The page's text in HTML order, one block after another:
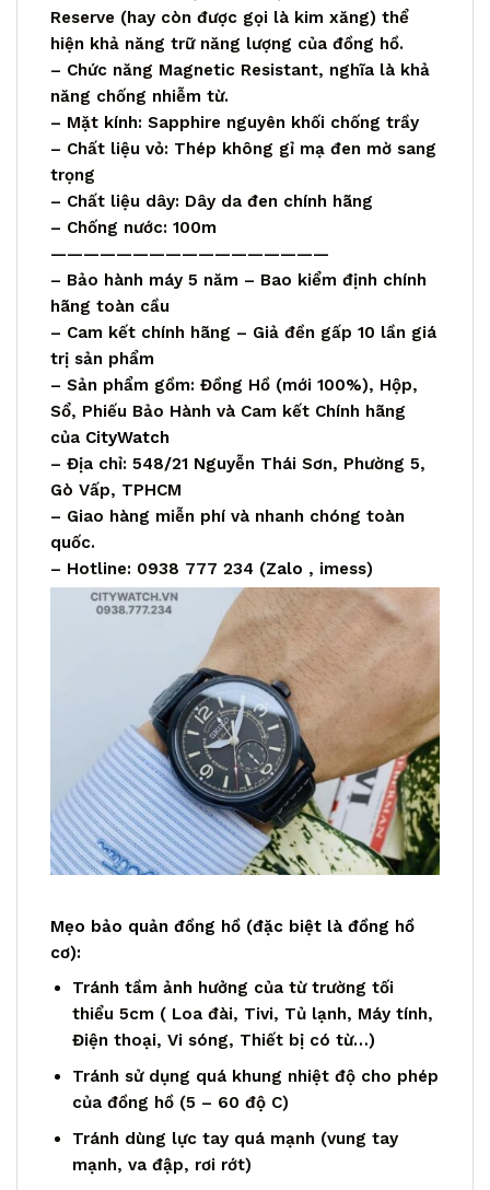
Reserve (hay còn được gọi là kim xăng) thể
hiện khả năng trữ năng lượng của đồng hồ.
– Chức năng Magnetic Resistant, nghĩa là khả
năng chống nhiễm từ.
– Mặt kính: Sapphire nguyên khối chống trầy
– Chất liệu vỏ: Thép không gỉ mạ đen mờ sang
trọng
– Chất liệu dây: Dây da đen chính hãng
– Chống nước: 100m
—————————————————
– Bảo hành máy 5 năm – Bao kiểm định chính
hãng toàn cầu
– Cam kết chính hãng – Giả đền gấp 10 lần giá
trị sản phẩm
– Sản phẩm gồm: Đồng Hồ (mới 100%), Hộp,
Sổ, Phiếu Bảo Hành và Cam kết Chính hãng
của CityWatch
– Địa chỉ: 548/21 Nguyễn Thái Sơn, Phường 5,
Gò Vấp, TPHCM
– Giao hàng miễn phí và nhanh chóng toàn
quốc.
– Hotline: 0938 777 234 (Zalo , imess)
Mẹo bảo quản đồng hồ (đặc biệt là đồng hồ
cơ):
Tránh tầm ảnh hưởng của từ trường tối
thiểu 5cm ( Loa đài, Tivi, Tủ lạnh, Máy tính,
Điện thoại, Vi sóng, Thiết bị có từ…)
Tránh sử dụng quá khung nhiệt độ cho phép
của đồng hồ (5 – 60 độ C)
Tránh dùng lực tay quá mạnh (vung tay
mạnh, va đập, rơi rớt)